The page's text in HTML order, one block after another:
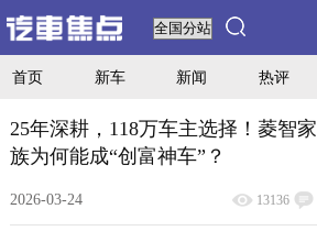
首页 新车 新闻 热评
25年深耕，118万车主选择！菱智家
族为何能成“创富神车”？
2026-03-24 13136